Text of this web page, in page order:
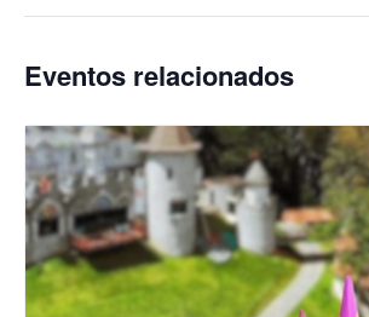
Eventos relacionados